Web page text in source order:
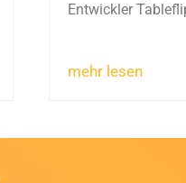
Entwickler
mehr lesen